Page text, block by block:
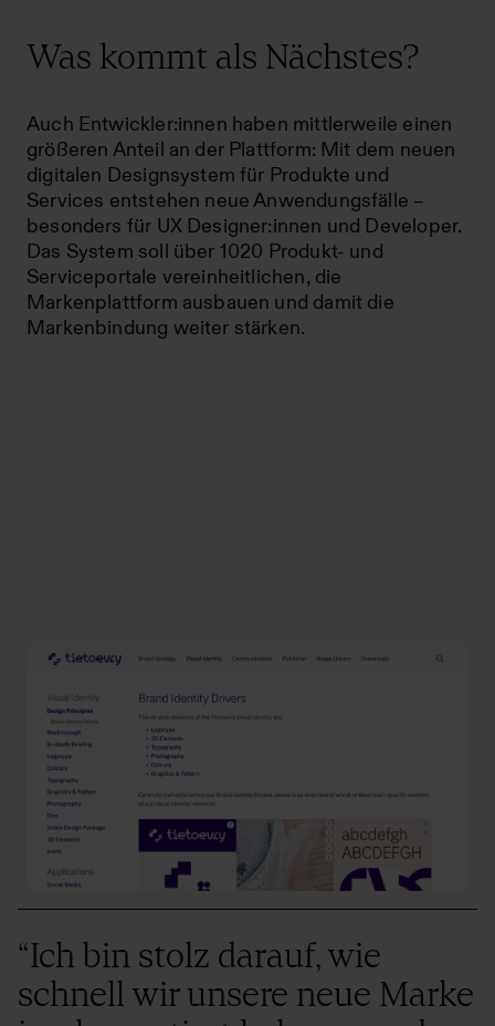
Was kommt als Nächstes?
Auch Entwickler:innen haben mittlerweile einen
größeren Anteil an der Plattform: Mit dem neuen
digitalen Designsystem für Produkte und
Services entstehen neue Anwendungsfälle –
besonders für UX Designer:innen und Developer.
Das System soll über 1020 Produkt- und
Serviceportale vereinheitlichen, die
Markenplattform ausbauen und damit die
Markenbindung weiter stärken.
“Ich bin stolz darauf, wie
schnell wir unsere neue Marke